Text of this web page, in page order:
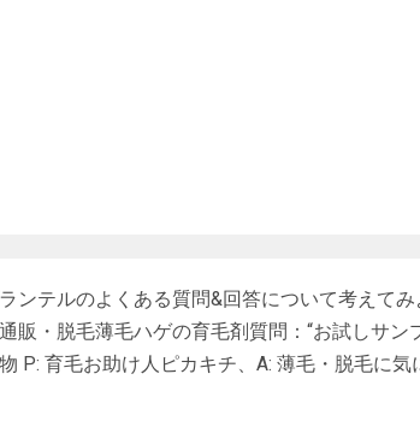
ンテルのよくある質問&回答について考えて
販・脱毛薄毛ハゲの育毛剤質問：“お試しサン
P: 育毛お助け人ピカキチ、A: 薄毛・脱毛に